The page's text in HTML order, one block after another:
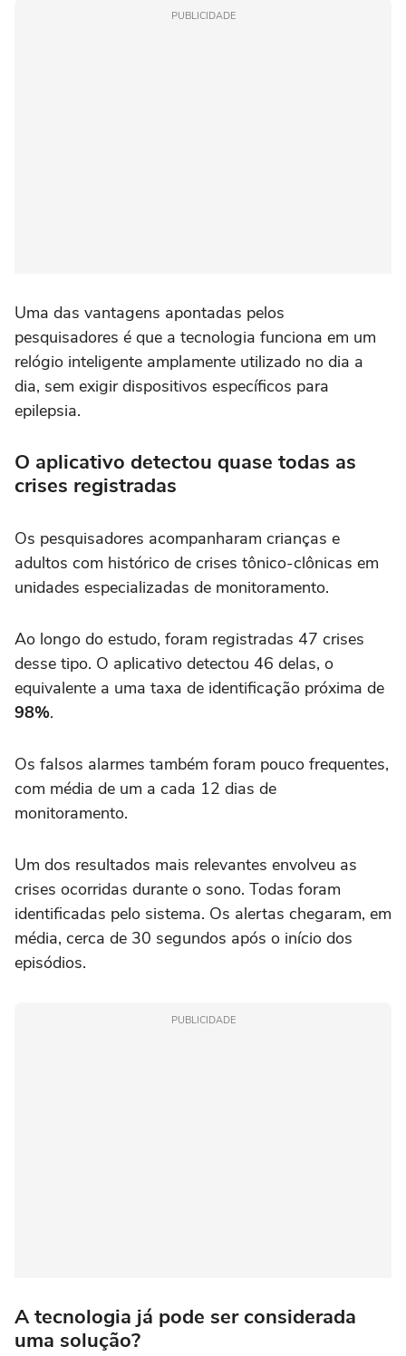
PUBLICIDADE
Uma das vantagens apontadas pelos
pesquisadores é que a tecnologia funciona em um
relógio inteligente amplamente utilizado no dia a
dia, sem exigir dispositivos específicos para
epilepsia.
O aplicativo detectou quase todas as
crises registradas
Os pesquisadores acompanharam crianças e
adultos com histórico de crises tônico-clônicas em
unidades especializadas de monitoramento.
Ao longo do estudo, foram registradas 47 crises
desse tipo. O aplicativo detectou 46 delas, o
equivalente a uma taxa de identificação próxima de
98%.
Os falsos alarmes também foram pouco frequentes,
com média de um a cada 12 dias de
monitoramento.
Um dos resultados mais relevantes envolveu as
crises ocorridas durante o sono. Todas foram
identificadas pelo sistema. Os alertas chegaram, em
média, cerca de 30 segundos após o início dos
episódios.
PUBLICIDADE
A tecnologia já pode ser considerada
uma solução?